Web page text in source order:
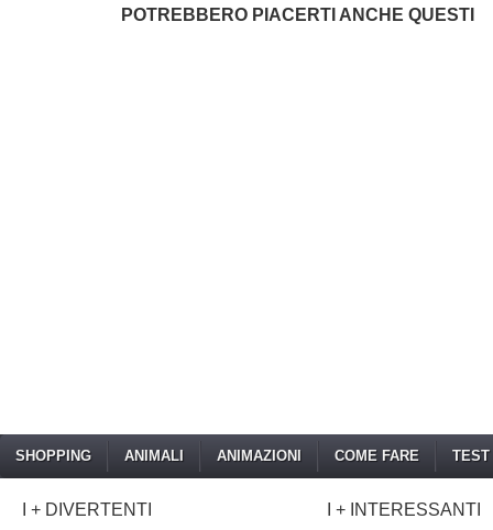
POTREBBERO PIACERTI ANCHE QUESTI
SHOPPING ANIMALI ANIMAZIONI COME FARE TEST
I + DIVERTENTI
I + INTERESSANTI